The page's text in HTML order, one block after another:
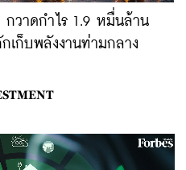
วาดกำไร 1.9 หมื่นล้าน
เก็บพลังงานท่ามกลาง